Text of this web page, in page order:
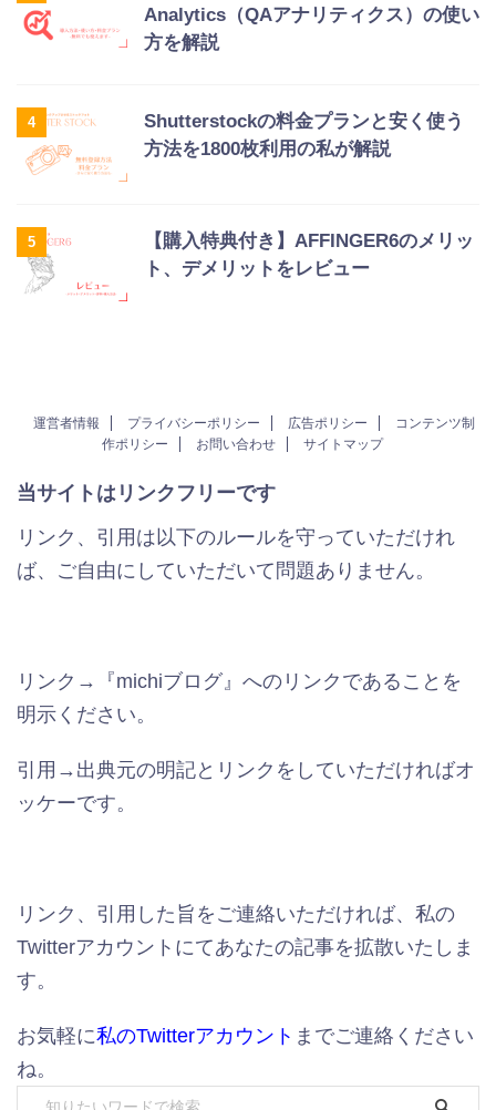
Analytics（QAアナリティクス）の使い
方を解説
4
Shutterstockの料金プランと安く使う
方法を1800枚利用の私が解説
5
【購入特典付き】AFFINGER6のメリッ
ト、デメリットをレビュー
運営者情報 プライバシーポリシー 広告ポリシー
コンテンツ制
作ポリシー
お問い合わせ サイトマップ
当サイトはリンクフリーです
リンク、引用は以下のルールを守っていただけれ
ば、ご自由にしていただいて問題ありません。
リンク→『michiブログ』へのリンクであることを
明示ください。
引用→出典元の明記とリンクをしていただければオ
ッケーです。
リンク、引用した旨をご連絡いただければ、私の
Twitterアカウントにてあなたの記事を拡散いたしま
す。
お気軽に私のTwitterアカウント までご連絡ください
ね。